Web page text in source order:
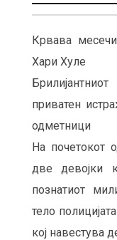
Крвава
Хари Хуле
приватен
одметници
На почетокот
две девојки
познатиот
тело
кој навестува